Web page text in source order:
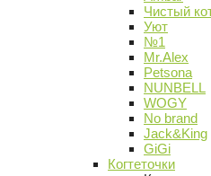
Чистый
Уют
№1
Mr.Alex
Petsona
NUNBELL
WOGY
No brand
Jack&King
GiGi
Когтеточки